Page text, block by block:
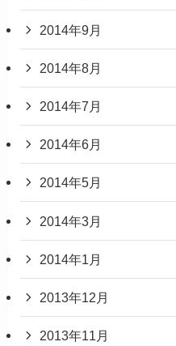
2014年9月
2014年8月
2014年7月
2014年6月
2014年5月
2014年3月
2014年1月
2013年12月
2013年11月